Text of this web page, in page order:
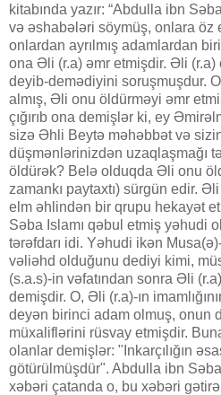
kitabında yazır: “Abdulla ibn
və əshabələri söymüş, onlara öz
onlardan ayrılmış adamlardan
ona Əli (r.a) əmr etmişdir. Əli (r.a)
deyib-demədiyini soruşmuşdur.
almış, Əli onu öldürməyi əmr
çığırıb ona demişlər ki, ey
sizə Əhli Beytə məhəbbət və
düşmənlərinizdən uzaqlaşmağı
öldürək? Belə olduqda Əli onu
zamankı paytaxtı) sürgün edir.
elm əhlindən bir qrupu hekayət
Səba Islamı qəbul etmiş yəhudi
tərəfdarı idi. Yəhudi ikən
vəliəhd olduğunu dediyi kimi,
(s.a.s)-in vəfatından sonra Əli
demişdir. O, Əli (r.a)-ın
deyən birinci adam olmuş, onun
müxaliflərini rüsvay etmişdir.
olanlar demişlər: "Inkarçılığın
götürülmüşdür". Abdulla ibn
xəbəri çatanda o, bu xəbəri